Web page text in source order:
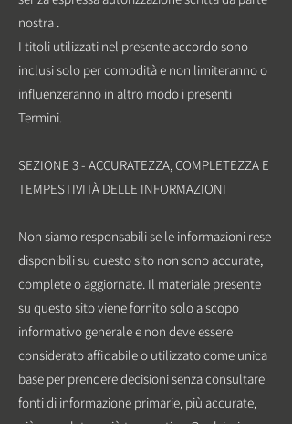
nostra .
I titoli utilizzati nel presente accordo sono
inclusi solo per comodità e non limiteranno o
influenzeranno in altro modo i presenti
Termini.
SEZIONE 3 - ACCURATEZZA, COMPLETEZZA E
TEMPESTIVITÀ DELLE INFORMAZIONI
Non siamo responsabili se le informazioni rese
disponibili su questo sito non sono accurate,
complete o aggiornate. Il materiale presente
su questo sito viene fornito solo a scopo
informativo generale e non deve essere
considerato affidabile o utilizzato come unica
base per prendere decisioni senza consultare
fonti di informazione primarie, più accurate,